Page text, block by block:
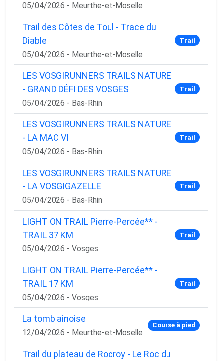
05/04/2026 - Meurthe-et-Moselle
Trail des Côtes de Toul - Trace du
Diable
05/04/2026 - Meurthe-et-Moselle
Trail
LES VOSGIRUNNERS TRAILS NATURE
- GRAND DÉFI DES VOSGES
05/04/2026 - Bas-Rhin
Trail
LES VOSGIRUNNERS TRAILS NATURE
- LA MAC VI
05/04/2026 - Bas-Rhin
Trail
LES VOSGIRUNNERS TRAILS NATURE
- LA VOSGIGAZELLE
05/04/2026 - Bas-Rhin
Trail
LIGHT ON TRAIL Pierre-Percée** -
TRAIL 37 KM
05/04/2026 - Vosges
Trail
LIGHT ON TRAIL Pierre-Percée** -
TRAIL 17 KM
05/04/2026 - Vosges
Trail
La tomblainoise
12/04/2026 - Meurthe-et-Moselle
Course à pied
Trail du plateau de Rocroy - Le Roc du